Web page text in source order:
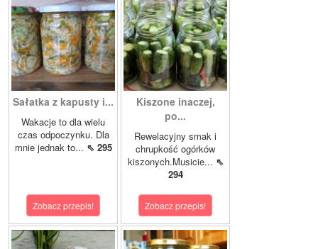
Sałatka z kapusty i...
Wakacje to dla wielu
czas odpoczynku. Dla
mnie jednak to... ⇖ 295
Zobacz przepis!
Kiszone inaczej,
po...
Rewelacyjny smak i
chrupkość ogórków
kiszonych.Musicie... ⇖
294
Zobacz przepis!